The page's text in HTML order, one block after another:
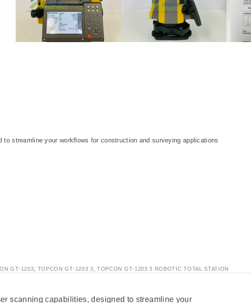
streamline your workflows for construction and surveying applications
GT-1203 TOPCON GT-1203 3 TOPCON GT-1203 3 ROBOTIC TOTAL STATION
scanning capabilities, designed to streamline your